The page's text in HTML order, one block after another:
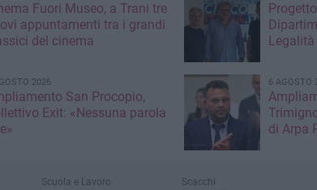
Fuori Museo, a Trani tre
appuntamenti tra i grandi
del cinema
2026
San Procopio,
Exit: «Nessuna parola
6 AGOSTO
di Arpa
Scuola e Lavoro
Scacchi